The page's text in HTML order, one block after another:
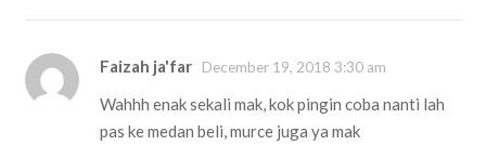
Faizah ja'far December 19, 2018 3:30 am
Wahhh enak sekali mak, kok pingin coba nanti lah
pas ke medan beli, murce juga ya mak